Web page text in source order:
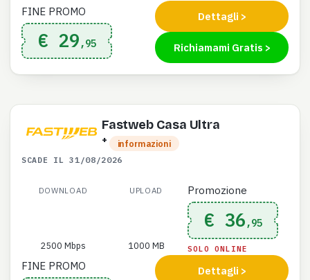
FINE PROMO
€ 29 ,95
Dettagli >
Richiamami Gratis >
Fastweb Casa Ultra
+ informazioni
SCADE IL 31/08/2026
DOWNLOAD
2500 Mbps
UPLOAD
1000 MB
Promozione
€ 36 ,95
SOLO ONLINE
FINE PROMO Dettagli >